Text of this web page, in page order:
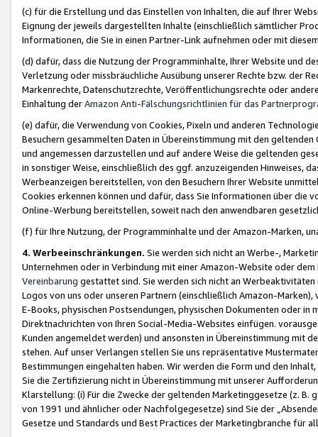
(c) für die Erstellung und das Einstellen von Inhalten, die auf Ihrer
Eignung der jeweils dargestellten Inhalte (einschließlich sämtlicher
Informationen, die Sie in einen Partner-Link aufnehmen oder mit
(d) dafür, dass die Nutzung der Programminhalte, Ihrer Website und
Verletzung oder missbräuchliche Ausübung unserer Rechte bzw. der
Markenrechte, Datenschutzrechte, Veröffentlichungsrechte oder
Einhaltung derAmazon Anti-Fälschungsrichtlinien für das
(e) dafür, die Verwendung von Cookies, Pixeln und anderen
Besuchern gesammelten Daten in Übereinstimmung mit den
und angemessen darzustellen und auf andere Weise die geltenden
in sonstiger Weise, einschließlich des ggf. anzuzeigenden Hinweises,
Werbeanzeigen bereitstellen, von den Besuchern Ihrer Website
Cookies erkennen können und dafür, dass Sie Informationen über die
Online-Werbung bereitstellen, soweit nach den anwendbaren
(f) für Ihre Nutzung, der Programminhalte und der Amazon-Marken,
4. Werbeeinschränkungen. Sie werden sich nicht an Werbe-,
Unternehmen oder in Verbindung mit einer Amazon-Website oder
Vereinbarung gestattet sind. Sie werden sich nicht an
Logos von uns oder unseren Partnern (einschließlich Amazon-
E-Books, physischen Postsendungen, physischen Dokumenten oder in
Direktnachrichten von Ihren Social-Media-Websites einfügen.
Kunden angemeldet werden) und ansonsten in Übereinstimmung mit
stehen. Auf unser Verlangen stellen Sie uns repräsentative
Bestimmungen eingehalten haben. Wir werden die Form und den
Sie die Zertifizierung nicht in Übereinstimmung mit unserer
Klarstellung: (i) Für die Zwecke der geltenden Marketinggesetze (z. B.
von 1991 und ähnlicher oder Nachfolgegesetze) sind Sie der
Gesetze und Standards und Best Practices der Marketingbranche für